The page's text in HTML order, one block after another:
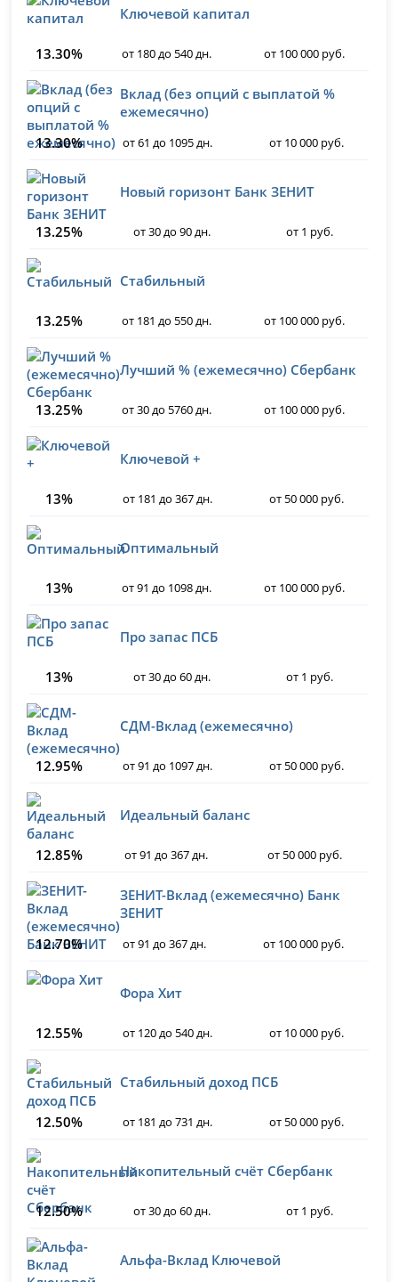
Ключевой капитал
13.30% от 180 до 540 дн. от 100 000 руб.
Вклад (без опций с выплатой %
ежемесячно)
13.30%
от 61 до 1095 дн. от 10 000 руб.
Новый горизонт Банк ЗЕНИТ
13.25% от 30 до 90 дн. от 1 руб.
Стабильный
13.25% от 181 до 550 дн. от 100 000 руб.
Лучший % (ежемесячно) Сбербанк
13.25% от 30 до 5760 дн. от 100 000 руб.
Ключевой +
13% от 181 до 367 дн. от 50 000 руб.
Оптимальный
13% от 91 до 1098 дн. от 100 000 руб.
Про запас ПСБ
13% от 30 до 60 дн. от 1 руб.
СДМ-Вклад (ежемесячно)
12.95% от 91 до 1097 дн. от 50 000 руб.
Идеальный баланс
12.85% от 91 до 367 дн. от 50 000 руб.
ЗЕНИТ-Вклад (ежемесячно) Банк
ЗЕНИТ
12.70%
от 91 до 367 дн. от 100 000 руб.
Фора Хит
12.55% от 120 до 540 дн. от 10 000 руб.
Стабильный доход ПСБ
12.50% от 181 до 731 дн. от 50 000 руб.
Накопительный счёт Сбербанк
12.50% от 30 до 60 дн. от 1 руб.
Альфа-Вклад Ключевой